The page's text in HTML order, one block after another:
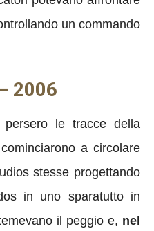
un commando
2006
le tracce della
a circolare
stesse progettando
in uno sparatutto in
il peggio e, nel